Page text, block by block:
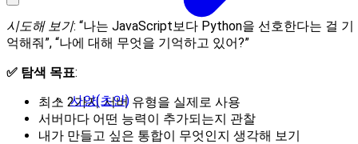
사양(초안)
시도해 보기: “나는 JavaScript보다 Python을 선호한다는 걸 기
억해줘”, “나에 대해 무엇을 기억하고 있어?”
✅ 탐색 목표:
최소 2가지 서버 유형을 실제로 사용
서버마다 어떤 능력이 추가되는지 관찰
내가 만들고 싶은 통합이 무엇인지 생각해 보기